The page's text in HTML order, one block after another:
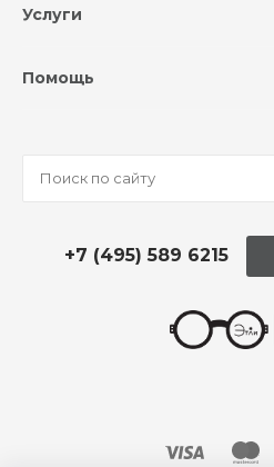
Услуги
Помощь
+7 (495) 589 6215